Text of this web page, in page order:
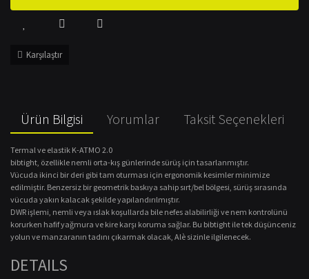
Karşılaştır
Ürün Bilgisi Yorumlar Taksit Seçenekleri
Termal ve elastik K-ATMO 2.0
bibtight, özellikle nemli orta-kış günlerinde sürüş için tasarlanmıştır.
Vücuda ikinci bir deri gibi tam oturması için ergonomik kesimler minimize
edilmiştir. Benzersiz bir geometrik baskıya sahip sırt/bel bölgesi, sürüş sırasında
vücuda yakın kalacak şekilde yapılandırılmıştır.
DWR işlemi, nemli veya ıslak koşullarda bile nefes alabilirliği ve nem kontrolünü
korurken hafif yağmura ve kire karşı koruma sağlar. Bu bibtight ile tek düşünceniz
yolun ve manzaranın tadını çıkarmak olacak, Alè sizinle ilgilenecek.
DETAILS